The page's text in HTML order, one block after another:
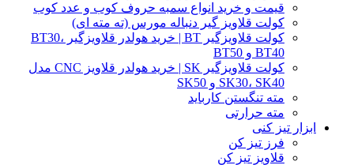
قیمت و خرید انواع سمبه حروف کوب و عدد کوب
کولت قلاویز گیر دنباله مورس (ته مته ای)
کولت قلاویزگیر BT | خرید هولدر قلاویزگیر BT30،
BT40 و BT50
کولت قلاویزگیر SK | خرید هولدر قلاویز CNC مدل
SK30، SK40 و SK50
مته تنگستن کارباید
مته حرارتی
ابزار تیز کنی
فرز تیز کن
قلاویز تیز کن